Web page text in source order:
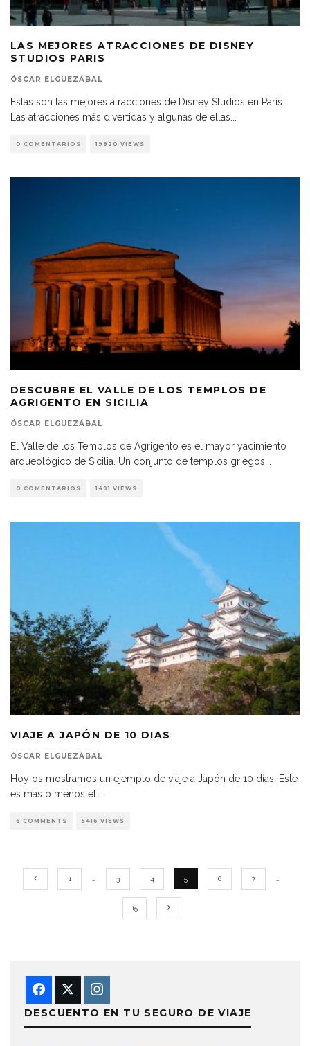
LAS MEJORES ATRACCIONES DE DISNEY
STUDIOS PARIS
ÓSCAR ELGUEZÁBAL
Estas son las mejores atracciones de Disney Studios en París.
Las atracciones más divertidas y algunas de ellas
0 COMENTARIOS 19820 VIEWS
DESCUBRE EL VALLE DE LOS TEMPLOS DE
AGRIGENTO EN SICILIA
ÓSCAR ELGUEZÁBAL
El Valle de los Templos de Agrigento es el mayor yacimiento
arqueológico de Sicilia. Un conjunto de templos griegos
0 COMENTARIOS 1491 VIEWS
VIAJE A JAPÓN DE 10 DIAS
ÓSCAR ELGUEZÁBAL
Hoy os mostramos un ejemplo de viaje a Japón de 10 días. Este
es más o menos el
6 COMMENTS 5416 VIEWS
1 3 4 5 6 7
15
DESCUENTO EN TU SEGURO DE VIAJE